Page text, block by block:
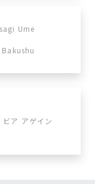
Ume
ア アゲイン